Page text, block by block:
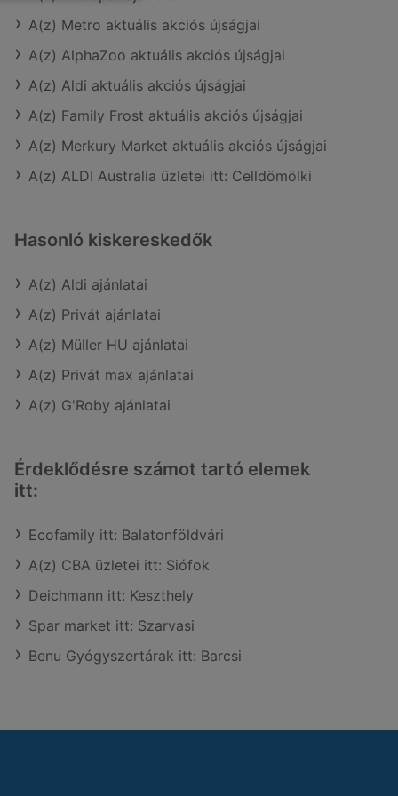
A(z) Metro aktuális akciós újságjai
A(z) AlphaZoo aktuális akciós újságjai
A(z) Aldi aktuális akciós újságjai
A(z) Family Frost aktuális akciós újságjai
A(z) Merkury Market aktuális akciós újságjai
A(z) ALDI Australia üzletei itt: Celldömölki
Hasonló kiskereskedők
A(z) Aldi ajánlatai
A(z) Privát ajánlatai
A(z) Müller HU ajánlatai
A(z) Privát max ajánlatai
A(z) G'Roby ajánlatai
Érdeklődésre számot tartó elemek
itt:
Ecofamily itt: Balatonföldvári
A(z) CBA üzletei itt: Siófok
Deichmann itt: Keszthely
Spar market itt: Szarvasi
Benu Gyógyszertárak itt: Barcsi